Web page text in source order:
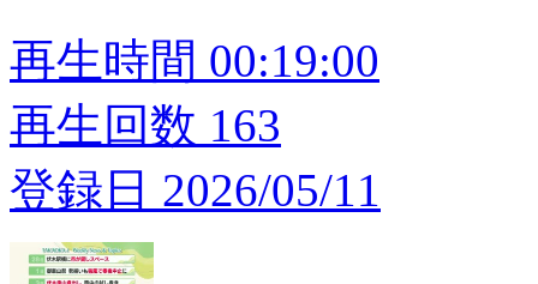
再生時間 00:19:00
再生回数 163
登録日 2026/05/11